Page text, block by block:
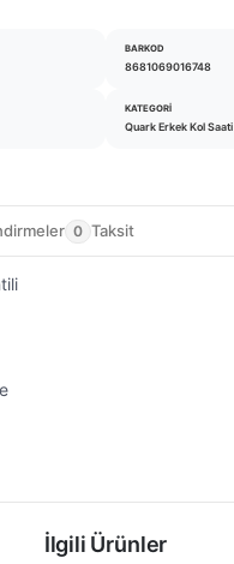
BARKOD
8681069016748
KATEGORI
Quark Erkek Kol Saati
0 Taksit
İlgili Ürünler